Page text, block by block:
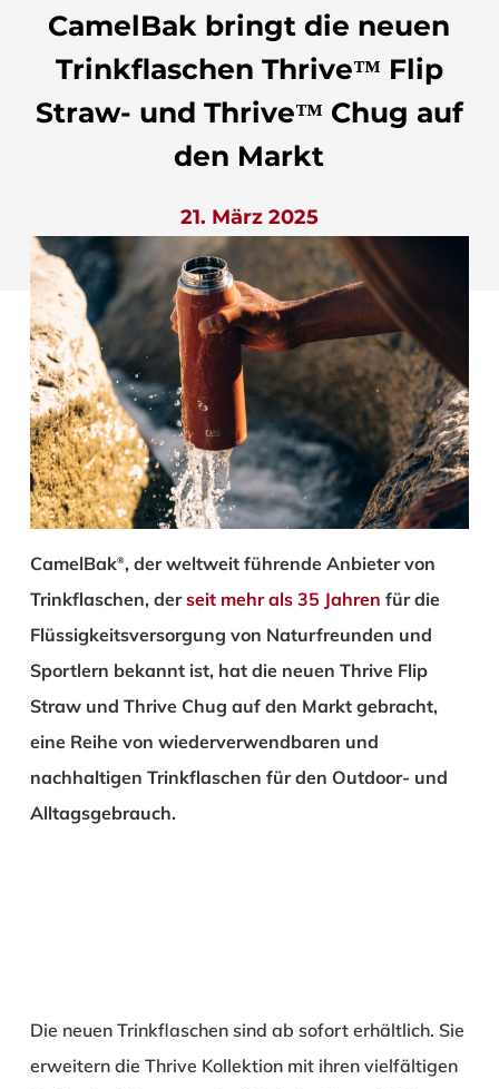
CamelBak bringt die neuen
Trinkflaschen Thrive™ Flip
Straw- und Thrive™ Chug auf
den Markt
21. März 2025
CamelBak®, der weltweit führende Anbieter von
Trinkflaschen, derseit mehr als 35 Jahren für die
Flüssigkeitsversorgung von Naturfreunden und
Sportlern bekannt ist, hat die neuen Thrive Flip
Straw und Thrive Chug auf den Markt gebracht,
eine Reihe von wiederverwendbaren und
nachhaltigen Trinkflaschen für den Outdoor- und
Alltagsgebrauch.
Die neuen Trinkflaschen sind ab sofort erhältlich. Sie
erweitern die Thrive Kollektion mit ihren vielfältigen